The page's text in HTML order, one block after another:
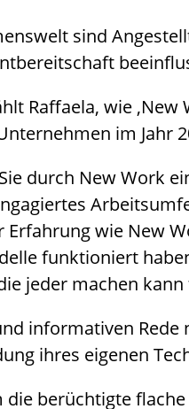
sind
Raffaela, wie
im Jahr
durch New Work
Erfahrung wie New
funktioniert
jeder machen
informativen
ihres eigenen
berüchtigte